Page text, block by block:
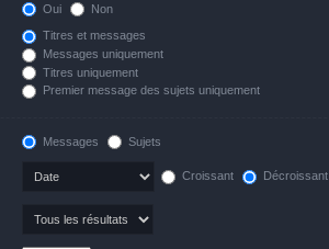
Oui Non
Titres et messages
Messages uniquement
Titres uniquement
Premier message des sujets uniquement
Messages Sujets
Croissant Décroissant